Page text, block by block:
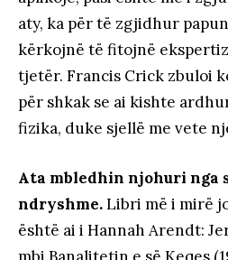
aty, ka për të zgjidhur
kërkojnë të fitojnë
tjetër. Francis Crick zbuloi
për shkak se ai kishte
fizika, duke sjellë me vete
Ata mbledhin njohuri nga
ndryshme.Libri më i mirë
është ai i Hannah Arendt: